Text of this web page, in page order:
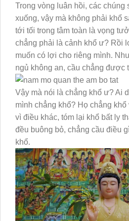
Trong vòng luân hồi, các chúng
xuống, vậy mà không phải khổ
tới tối trong tâm toàn là vọng
chẳng phải là cảnh khổ ư? Rồi
muốn có lợi cho riêng mình.
ngủ không an, cầu chẳng được
Vậy mà nói là chẳng khổ ư? Ai
mình chẳng khổ? Họ chẳng
vì điều khác, tóm lại khổ bất ly
đều buông bỏ, chẳng cầu điều
khổ.